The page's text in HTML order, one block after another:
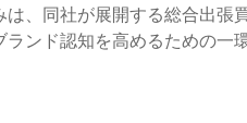
、同社が展開する総合出
ンド認知を高めるための一環